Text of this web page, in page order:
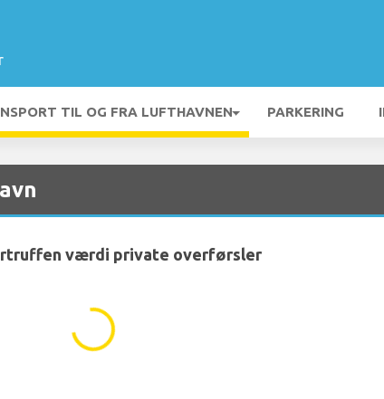
TIL OG FRA LUFTHAVNEN PARKERING
værdi private overførsler